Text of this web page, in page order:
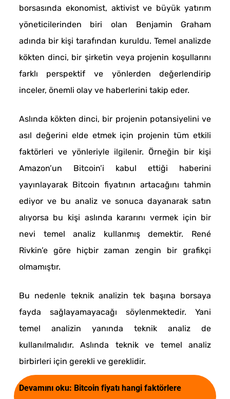
borsasında ekonomist, aktivist ve büyük yatırım
yöneticilerinden biri olan Benjamin Graham
adında bir kişi tarafından kuruldu. Temel analizde
kökten dinci, bir şirketin veya projenin koşullarını
farklı perspektif ve yönlerden değerlendirip
inceler, önemli olay ve haberlerini takip eder.
Aslında kökten dinci, bir projenin potansiyelini ve
asıl değerini elde etmek için projenin tüm etkili
faktörleri ve yönleriyle ilgilenir. Örneğin bir kişi
Amazon’un Bitcoin’i kabul ettiği haberini
yayınlayarak Bitcoin fiyatının artacağını tahmin
ediyor ve bu analiz ve sonuca dayanarak satın
alıyorsa bu kişi aslında kararını vermek için bir
nevi temel analiz kullanmış demektir. René
Rivkin’e göre hiçbir zaman zengin bir grafikçi
olmamıştır.
Bu nedenle teknik analizin tek başına borsaya
fayda sağlayamayacağı söylenmektedir. Yani
temel analizin yanında teknik analiz de
kullanılmalıdır. Aslında teknik ve temel analiz
birbirleri için gerekli ve gereklidir.
Devamını oku: Bitcoin fiyatı hangi faktörlere